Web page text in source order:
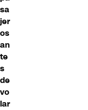
sa
jer
os
an
te
s
de
vo
lar